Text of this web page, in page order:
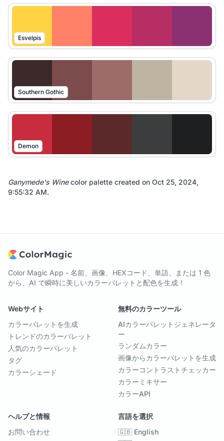
Esvelpis
Southern Gothic
Demon
Ganymede's Winecolor palette created on Oct 25, 2024,
9:55:32 AM.
Color Magic App - 名前、画像、HEXコード、単語、または 1 色
から、AI で瞬時に美しいカラーパレットと配色を生成！
Webサイト
カラーパレットを生成
トレンドのカラーパレット
人気のカラーパレット
タグ
カラーシェード
無料のカラーツール
AIカラーパレットジェネレータ
ー
ランダムカラー
画像からカラーパレットを生成
カラーコントラストチェッカー
カラーミキサー
カラーAPI
ヘルプと情報
お問い合わせ
言語を選択
🇬🇧 English